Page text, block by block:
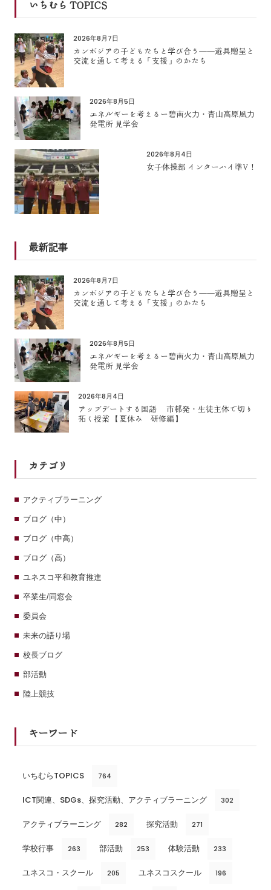
いちむら TOPICS
2026年8月7日
カンボジアの子どもたちと学び合う――遊具贈呈と
交流を通して考える「支援」のかたち
2026年8月5日
エネルギーを考えるー碧南火力・青山高原風力
発電所 見学会
2026年8月4日
女子体操部 インターハイ準V！
最新記事
2026年8月7日
カンボジアの子どもたちと学び合う――遊具贈呈と
交流を通して考える「支援」のかたち
2026年8月5日
エネルギーを考えるー碧南火力・青山高原風力
発電所 見学会
2026年8月4日
アップデートする国語 市邨発・生徒主体で切り
拓く授業 【夏休み 研修編】
カテゴリ
アクティブラーニング
ブログ（中）
ブログ（中高）
ブログ（高）
ユネスコ平和教育推進
卒業生/同窓会
委員会
未来の語り場
校長ブログ
部活動
陸上競技
キーワード
いちむらTOPICS 764
ICT関連、SDGs、探究活動、アクティブラーニング 302
アクティブラーニング 282 探究活動 271
学校行事 263 部活動 253 体験活動 233
ユネスコ・スクール 205 ユネスコスクール 196